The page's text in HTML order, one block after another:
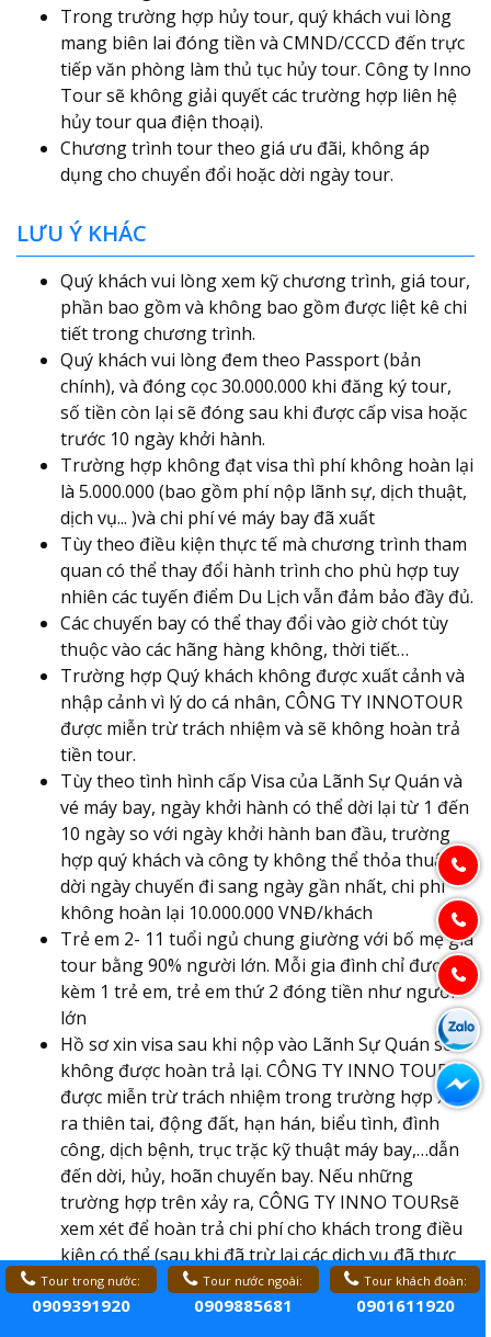
Trong trường hợp hủy tour, quý khách vui lòng
mang biên lai đóng tiền và CMND/CCCD đến trực
tiếp văn phòng làm thủ tục hủy tour. Công ty Inno
Tour sẽ không giải quyết các trường hợp liên hệ
hủy tour qua điện thoại).
Chương trình tour theo giá ưu đãi, không áp
dụng cho chuyển đổi hoặc dời ngày tour.
LƯU Ý KHÁC
Quý khách vui lòng xem kỹ chương trình, giá tour,
phần bao gồm và không bao gồm được liệt kê chi
tiết trong chương trình.
Quý khách vui lòng đem theo Passport (bản
chính), và đóng cọc 30.000.000 khi đăng ký tour,
số tiền còn lại sẽ đóng sau khi được cấp visa hoặc
trước 10 ngày khởi hành.
Trường hợp không đạt visa thì phí không hoàn lại
là 5.000.000 (bao gồm phí nộp lãnh sự, dịch thuật,
dịch vụ... )và chi phí vé máy bay đã xuất
Tùy theo điều kiện thực tế mà chương trình tham
quan có thể thay đổi hành trình cho phù hợp tuy
nhiên các tuyến điểm Du Lịch vẫn đảm bảo đầy đủ.
Các chuyến bay có thể thay đổi vào giờ chót tùy
thuộc vào các hãng hàng không, thời tiết…
Trường hợp Quý khách không được xuất cảnh và
nhập cảnh vì lý do cá nhân, CÔNG TY INNOTOUR
được miễn trừ trách nhiệm và sẽ không hoàn trả
tiền tour.
Tùy theo tình hình cấp Visa của Lãnh Sự Quán và
vé máy bay, ngày khởi hành có thể dời lại từ 1 đến
10 ngày so với ngày khởi hành ban đầu, trường
hợp quý khách và công ty không thể thỏa thuận
dời ngày chuyến đi sang ngày gần nhất, chi phí
không hoàn lại 10.000.000 VNĐ/khách
Trẻ em 2- 11 tuổi ngủ chung giường với bố mẹ giá
tour bằng 90% người lớn. Mỗi gia đình chỉ được
kèm 1 trẻ em, trẻ em thứ 2 đóng tiền như người
lớn
Hồ sơ xin visa sau khi nộp vào Lãnh Sự Quán sẽ
không được hoàn trả lại. CÔNG TY INNO TOUR
được miễn trừ trách nhiệm trong trường hợp xảy
ra thiên tai, động đất, hạn hán, biểu tình, đình
công, dịch bệnh, trục trặc kỹ thuật máy bay,…dẫn
đến dời, hủy, hoãn chuyến bay. Nếu những
trường hợp trên xảy ra, CÔNG TY INNO TOURsẽ
xem xét để hoàn trả chi phí cho khách trong điều
kiện có thể (sau khi đã trừ lại các dịch vụ đã thực
hiện như phí làm visa, tiền vé máy bay….và không
chịu trách nhiệm bồi thường thêm bất kỳ chi phí
Tour trong nước:
0909391920
Tour nước ngoài:
0909885681
Tour khách đoàn:
0901611920